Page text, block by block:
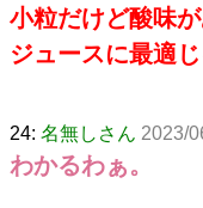
小粒だけど酸味
ジュースに最適
24: 名無しさん 2023/
わかるわぁ。